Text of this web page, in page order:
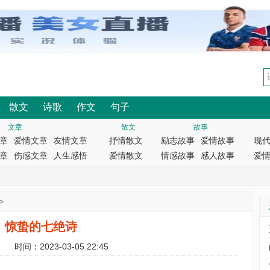
散文 诗歌 作文 句子
文章
爱情文章
友情文章
伤感文章 人生感悟
散文
抒情散文
爱情散文
故事
励志故事
爱情故事
情感故事
感人故事
现
爱
惊蛰的七绝诗
时间：2023-03-05 22:45